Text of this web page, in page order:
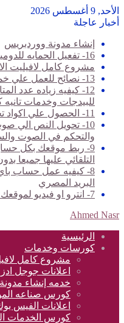
الأحد, 9 أغسطس 2026
أخبار عاجلة
إنشاء مدونة ووردبريس
16- تفعيل الحمايه للدومين بدون اي تكلفه ssl https
مشروع كامل لافيليت
13- نصائح للعمل علي خمسات وفيفر ونهايه الكورس
12- كيفيه زياده عدد
للبيدجات وخدمات تانيه
11- الحصول علي اكواد تخفيض في كل الشركات والمواقع
10- تحويل النص الي
والتحكم في الصوت
9- ربط موقعك بكل
التلقائي عليها جميعا
8- كيفيه عمل حساب باي
البريد المصري
7- انترو او فيديو لموقعك او منتجك
Ahmed Nasr
الرئيسية
كورسات وخدمات
مشروع كامل
اعلانات جوجل
خدمه إنشاء
كورس صناعه
اعلانات الفيس
كورس الخدمات